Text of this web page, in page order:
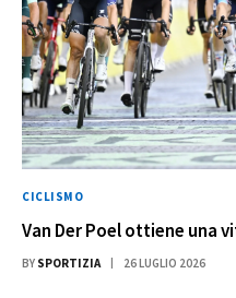
CICLISMO
Van Der Poel ottiene una
BY SPORTIZIA 26 LUGLIO 2026